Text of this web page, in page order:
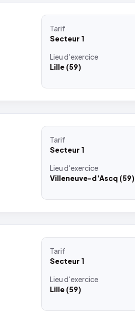
Tarif
Secteur 1
Lieud'exercice
Lille (59)
Tarif
Secteur 1
Lieud'exercice
Villeneuve-d'Ascq (59)
Tarif
Secteur 1
Lieud'exercice
Lille (59)